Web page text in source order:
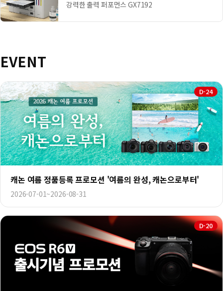
강력한 출력 퍼포먼스 GX7192
EVENT
D-24
캐논 여름 정품등록 프로모션 '여름의 완성, 캐논으로부터'
2026-07-01~2026-08-31
D-20